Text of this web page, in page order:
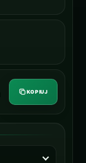
KOPIUJ